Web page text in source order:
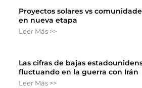
Proyectos solares vs
en nueva etapa
Leer Más >>
Las cifras de bajas
fluctuando en la guerra con Irán
Leer Más >>